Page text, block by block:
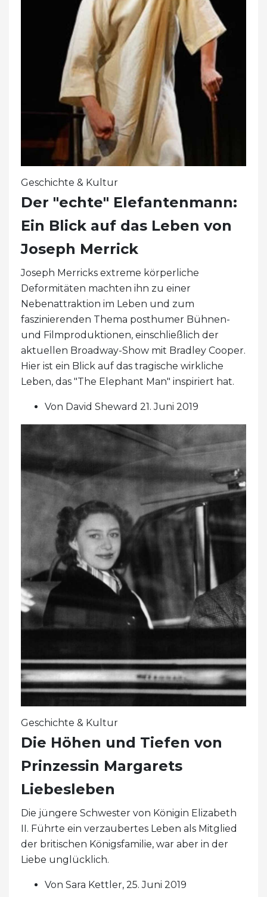
Geschichte & Kultur
Der "echte" Elefantenmann:
Ein Blick auf das Leben von
Joseph Merrick
Joseph Merricks extreme körperliche
Deformitäten machten ihn zu einer
Nebenattraktion im Leben und zum
faszinierenden Thema posthumer Bühnen-
und Filmproduktionen, einschließlich der
aktuellen Broadway-Show mit Bradley Cooper.
Hier ist ein Blick auf das tragische wirkliche
Leben, das "The Elephant Man" inspiriert hat.
Von David Sheward 21. Juni 2019
Geschichte & Kultur
Die Höhen und Tiefen von
Prinzessin Margarets
Liebesleben
Die jüngere Schwester von Königin Elizabeth
II. Führte ein verzaubertes Leben als Mitglied
der britischen Königsfamilie, war aber in der
Liebe unglücklich.
Von Sara Kettler, 25. Juni 2019